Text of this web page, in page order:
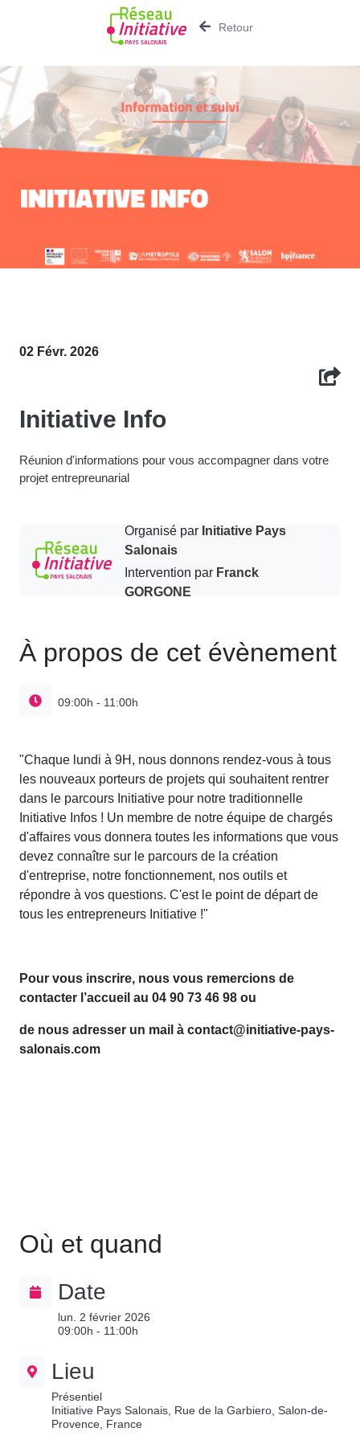
Retour
02 Févr. 2026
Initiative Info
Réunion d'informations pour vous accompagner dans votre
projet entrepreunarial
Organisé parInitiative Pays
Salonais
Intervention parFranck
GORGONE
À propos de cet évènement
09:00h - 11:00h
"Chaque lundi à 9H, nous donnons rendez-vous à tous
les nouveaux porteurs de projets qui souhaitent rentrer
dans le parcours Initiative pour notre traditionnelle
Initiative Infos ! Un membre de notre équipe de chargés
d'affaires vous donnera toutes les informations que vous
devez connaître sur le parcours de la création
d'entreprise, notre fonctionnement, nos outils et
répondre à vos questions. C'est le point de départ de
tous les entrepreneurs Initiative !"
Pour vous inscrire, nous vous remercions de
contacter l’accueil au 04 90 73 46 98 ou
de nous adresser un mail à contact@initiative-pays-
salonais.com
Où et quand
Date
lun. 2 février 2026
09:00h - 11:00h
Lieu
Présentiel
Initiative Pays Salonais, Rue de la Garbiero, Salon-de-
Provence, France